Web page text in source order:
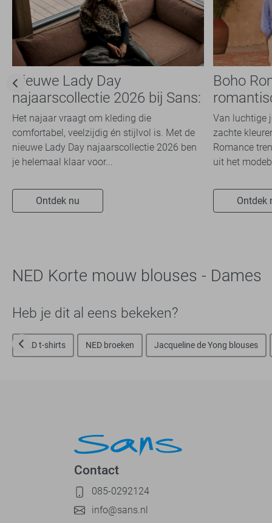
Nieuwe Lady Day
najaarscollectie 2026 bij Sans:
stijl en comfort in
travelkwaliteit
Het najaar vraagt om kleding die
comfortabel, veelzijdig én stijlvol is. Met de
nieuwe Lady Day najaarscollectie 2026 ben
je helemaal klaar voor...
Ontdek nu
Boho
dit
Van luchtige
zachte
Romance
uit het
Ontdek
NED Korte mouw blouses - Dames
Heb je dit al eens bekeken?
NED t-shirts NED broeken Jacqueline de Yong blouses
Contact
085-0292124
info@sans.nl